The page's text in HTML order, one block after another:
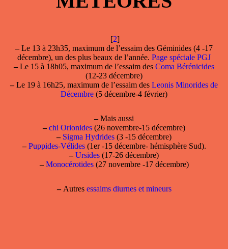
[2]
–Le 13 à 23h35, maximum de l’essaim des Géminides (4 -17
décembre), un des plus beaux de l’année. Page spéciale PGJ
–Le 15 à 18h05, maximum de l’essaim des Coma Bérénicides
(12-23 décembre)
–Le 19 à 16h25, maximum de l’essaim des Leonis Minorides de
Décembre (5 décembre-4 février)
–Mais aussi
– chi Orionides (26 novembre-15 décembre)
– Sigma Hydrides (3 -15 décembre)
– Puppides-Vélides(1er -15 décembre- hémisphère Sud).
– Ursides (17-26 décembre)
– Monocérotides(27 novembre -17 décembre)
–Autres essaims diurnes et mineurs